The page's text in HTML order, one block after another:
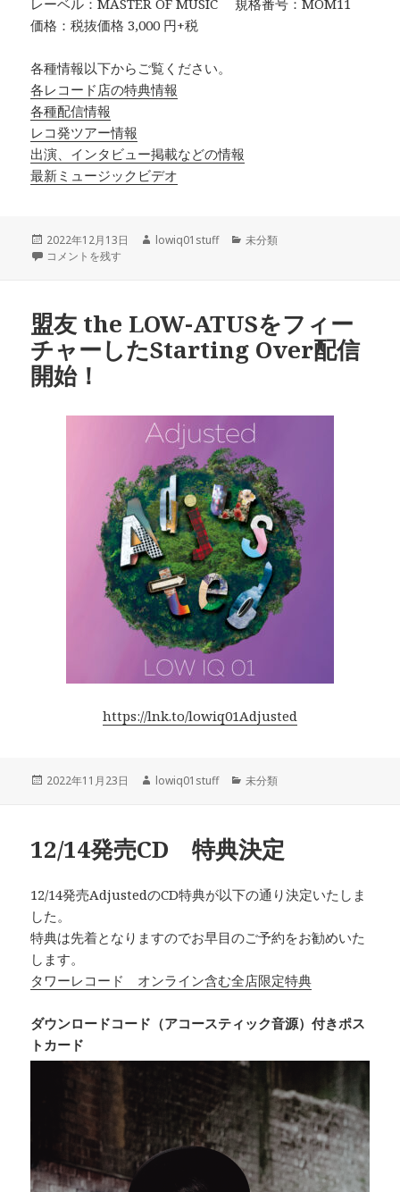
価格：税抜価格 3,000 円+税
各種情報以下からご覧ください。
各レコード店の特典情報
各種配信情報
レコ発ツアー情報
出演、インタビュー掲載などの情報
最新ミュージックビデオ
投
稿
2022年12月13日
作
lowiq01stuff
カ
未分類
LOW IQ 01 9th albumついに発売 ！ に
コメントを残す
盟友 the LOW-ATUSをフィー
チャーしたStarting Over配信
開始！
https://lnk.to/lowiq01Adjusted
投
2022年11月23日
作
lowiq01stuff
カ
ー
未分類
12/14発売CD 特典決定
12/14発売AdjustedのCD特典が以下の通り決定いたしま
した。
特典は先着となりますのでお早目のご予約をお勧めいた
します。
タワーレコード オンライン含む全店限定特典
ダウンロードコード（アコースティック音源）付きポス
トカード